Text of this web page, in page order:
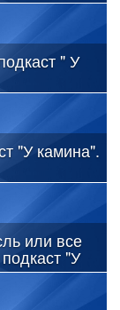
" У
"У камина".
или все
"У